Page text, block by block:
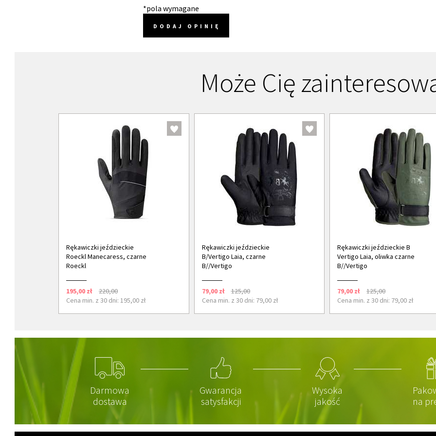
*pola wymagane
DODAJ OPINIĘ
Może Cię
Rękawiczki jeździeckie
Roeckl Manecaress, czarne
Roeckl
195,00 zł
220,00
Cena min. z 30 dni: 195,00 zł
Rękawiczki jeździeckie
B/Vertigo Laia, czarne
B//Vertigo
79,00 zł
125,00
Cena min. z 30 dni: 79,00 zł
Rękawiczki jeździeckie B
Vertigo Laia, oliwka czarne
B//Vertigo
79,00 zł
125,00
Cena min. z 30 dni: 79,00 zł
Darmowa
dostawa
Gwarancja
satysfakcji
Wysoka
jakość
na